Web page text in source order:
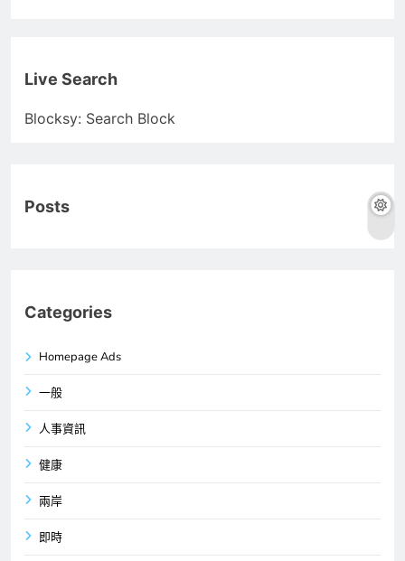
Live Search
Blocksy: Search Block
Posts
Categories
Homepage Ads
一般
人事資訊
健康
兩岸
即時